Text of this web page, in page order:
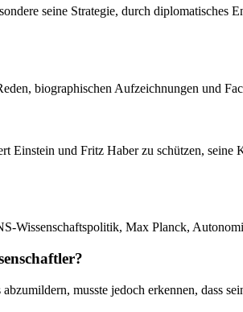
seine Strategie, durch
biographischen Aufzeichnungen und
Einstein und Fritz Haber zu schützen,
Wissenschaftspolitik, Max Planck,
musste jedoch erkennen, dass